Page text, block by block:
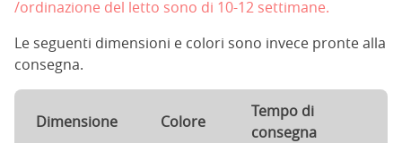
/ordinazione del letto sono di 10-12 settimane.
Le seguenti dimensioni e colori sono invece pronte alla
consegna.
Dimensione Colore
Tempo di
consegna